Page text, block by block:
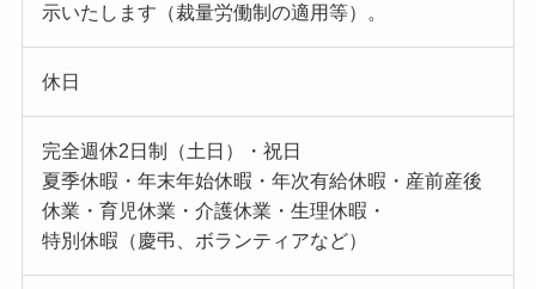
示いたします（裁量労働制の適用等）。
休日
完全週休2日制（土日）・祝日
夏季休暇・年末年始休暇・年次有給休暇・産前産後
休業・育児休業・介護休業・生理休暇・
特別休暇（慶弔、ボランティアなど）